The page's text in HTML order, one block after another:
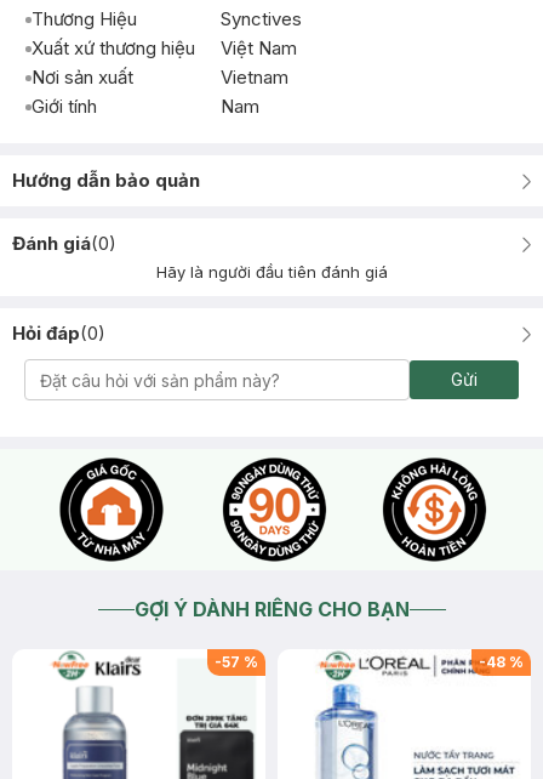
Thương Hiệu
Synctives
Xuất xứ thương hiệu
Việt Nam
Nơi sản xuất
Vietnam
Giới tính
Nam
Hướng dẫn bảo quản
Đánh giá(0)
Hãy là người đầu tiên đánh giá
Hỏi đáp(0)
Gửi
GỢI Ý DÀNH RIÊNG CHO BẠN
-57 % -48 %